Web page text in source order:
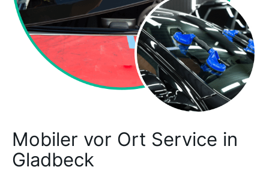
Mobiler vor Ort Service in
Gladbeck